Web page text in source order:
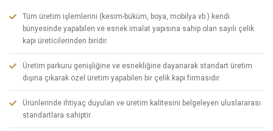
Tüm üretim işlemlerini (kesim-büküm, boya, mobilya vb.) kendi
bünyesinde yapabilen ve esnek imalat yapısına sahip olan sayılı çelik
kapı üreticilerinden biridir.
Üretim parkuru genişliğine ve esnekliğine dayanarak standart üretim
dışına çıkarak özel üretim yapabilen bir çelik kapı firmasıdır.
Ürünlerinde ihtiyaç duyulan ve üretim kalitesini belgeleyen uluslararası
standartlara sahiptir.